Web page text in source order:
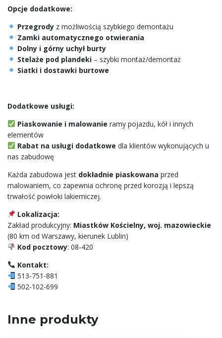
Opcje dodatkowe:
Przegrodyz możliwością szybkiego demontażu
Zamki automatycznego otwierania
Dolny i górny uchył burty
Stelaże pod plandeki– szybki montaż/demontaż
Siatki i dostawki burtowe
Dodatkowe usługi:
Piaskowanie i malowanie ramy pojazdu, kół i innych
elementów
Rabat na usługi dodatkowe dla klientów wykonujących u
nas zabudowę
Każda zabudowa jest dokładnie piaskowana przed
malowaniem, co zapewnia ochronę przed korozją i lepszą
trwałość powłoki lakierniczej.
Lokalizacja:
Zakład produkcyjny: Miastków Kościelny, woj. mazowieckie
(80 km od Warszawy, kierunek Lublin)
Kod pocztowy: 08-420
Kontakt:
513-751-881
502-102-699
Inne produkty